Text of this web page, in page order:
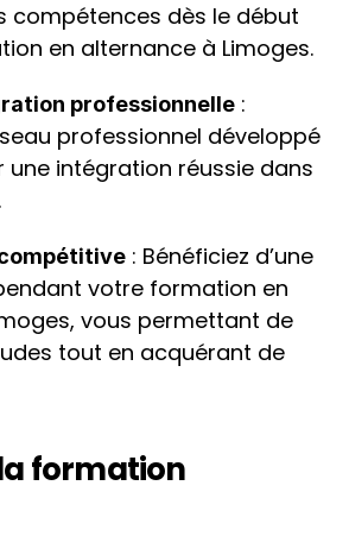
formation
compétences dès le début
en alternance à Limoges.
professionnelle :
professionnel développé
une intégration réussie dans
: Bénéficiez d’une
votre formation en
vous permettant de
tout en acquérant de